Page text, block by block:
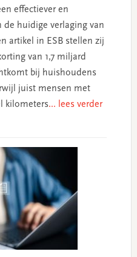
effectiever en
huidige verlaging van
artikel in ESB stellen zij
van 1,7 miljard
bij huishoudens
juist mensen met
kilometers... lees verder